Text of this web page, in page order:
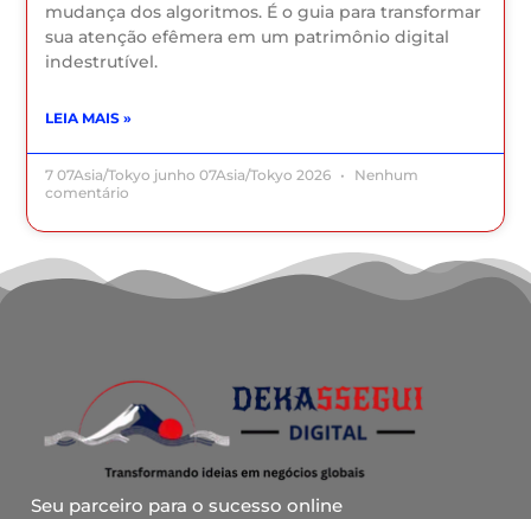
mudança dos algoritmos. É o guia para transformar
sua atenção efêmera em um patrimônio digital
indestrutível.
LEIA MAIS »
7 07Asia/Tokyo junho 07Asia/Tokyo 2026
Nenhum
comentário
Seu parceiro para o sucesso online